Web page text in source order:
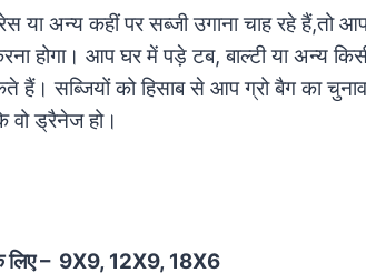
या अन्य कहीं पर सब्जी उगाना चाह रहे हैं,तो
होगा। आप घर में पड़े टब, बाल्टी या अन्य
सब्जियों को हिसाब से आप ग्रो बैग का
वो ड्रैनेज हो।
लिए – 9X9, 12X9, 18X6